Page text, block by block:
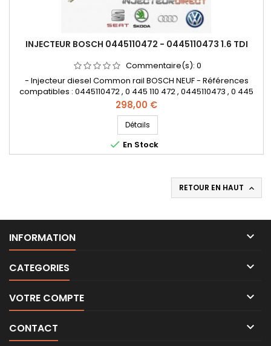
INJECTEUR BOSCH 0445110472 - 0445110473 1.6 TDI
Commentaire(s): 0
- Injecteur diesel Common rail BOSCH NEUF - Références
compatibles : 0445110472 , 0 445 110 472 , 0445110473 , 0 445
110 473 , 0986435259 , 0 986 435 259 , 04L 130 277 A , 04L 130 277
AD , 04L130277A , 04L130277AD - Pour motorisation Audi ,
Volkswagen , Seat 1.6 TDi Pièce d'origine
Prix
298,00 €
Détails
 En Stock
RETOUR EN HAUT 
INFORMATION 
CATEGORIES 
VOTRE COMPTE 
CONTACT 